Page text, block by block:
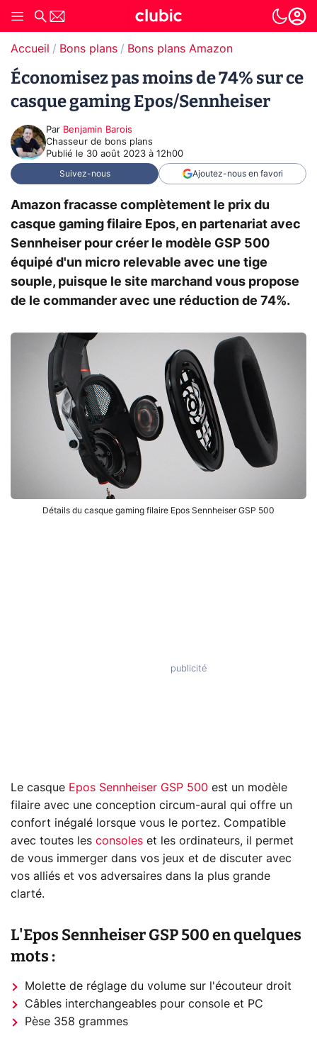
Accueil Bons plans Bons plans Amazon
Économisez pas moins de 74% sur ce
casque gaming Epos/Sennheiser
Par Benjamin Barois
Chasseur de bons plans
Publié le 30 août 2023 à 12h00
Suivez-nous Ajoutez-nous en favori
Amazon fracasse complètement le prix du
casque gaming filaire Epos, en partenariat avec
Sennheiser pour créer le modèle GSP 500
équipé d'un micro relevable avec une tige
souple, puisque le site marchand vous propose
de le commander avec une réduction de 74%.
Détails du casque gaming filaire Epos Sennheiser GSP 500
Le casque Epos Sennheiser GSP 500 est un modèle
filaire avec une conception circum-aural qui offre un
confort inégalé lorsque vous le portez. Compatible
avec toutes les consoles et les ordinateurs, il permet
de vous immerger dans vos jeux et de discuter avec
vos alliés et vos adversaires dans la plus grande
clarté.
L'Epos Sennheiser GSP 500 en quelques
mots :
Molette de réglage du volume sur l'écouteur droit
Câbles interchangeables pour console et PC
Pèse 358 grammes